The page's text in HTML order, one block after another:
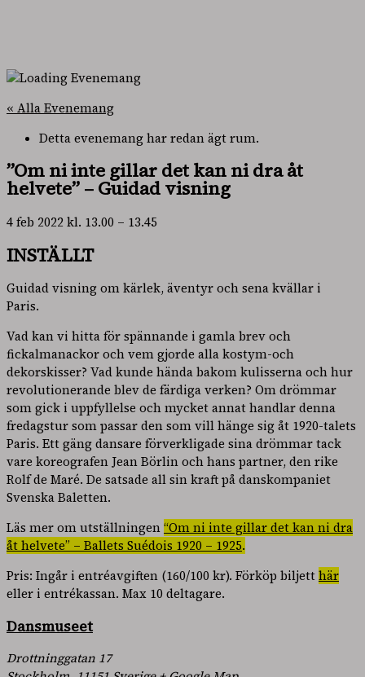
« Alla Evenemang
Detta evenemang har redan ägt rum.
”Om ni inte gillar det kan ni dra åt
helvete” – Guidad visning
4 feb 2022 kl. 13.00 – 13.45
INSTÄLLT
Guidad visning om kärlek, äventyr och sena kvällar i
Paris.
Vad kan vi hitta för spännande i gamla brev och
fickalmanackor och vem gjorde alla kostym-och
dekorskisser? Vad kunde hända bakom kulisserna och hur
revolutionerande blev de färdiga verken? Om drömmar
som gick i uppfyllelse och mycket annat handlar denna
fredagstur som passar den som vill hänge sig åt 1920-talets
Paris. Ett gäng dansare förverkligade sina drömmar tack
vare koreografen Jean Börlin och hans partner, den rike
Rolf de Maré. De satsade all sin kraft på danskompaniet
Svenska Baletten.
Läs mer om utställningen“Om ni inte gillar det kan ni dra
åt helvete” – Ballets Suédois 1920 – 1925.
Pris: Ingår i entréavgiften (160/100 kr). Förköp biljetthär
eller i entrékassan. Max 10 deltagare.
Dansmuseet
Drottninggatan 17